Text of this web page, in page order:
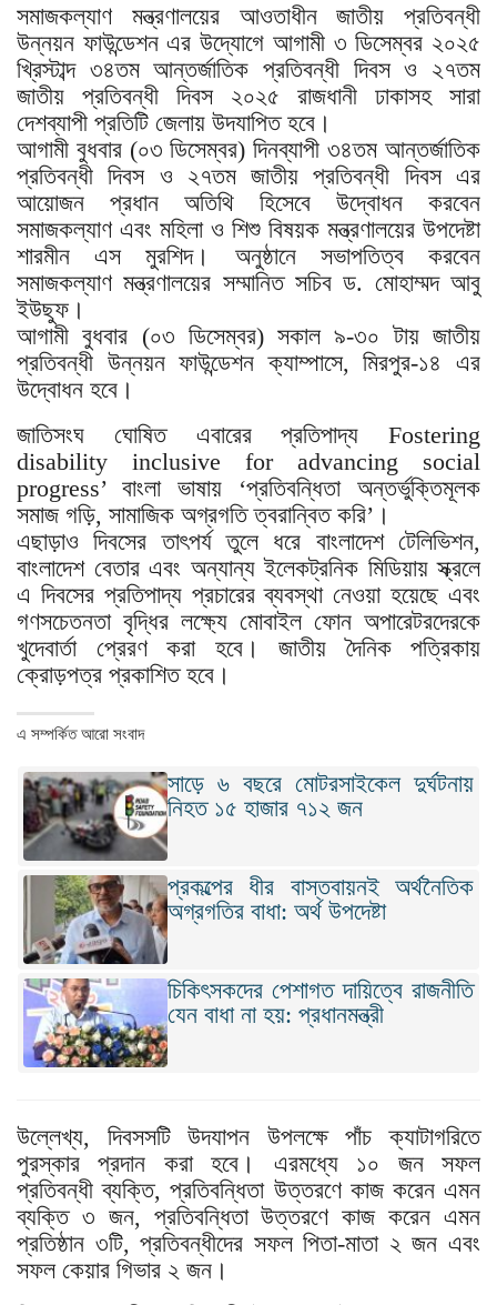
সমাজকল্যাণ মন্ত্রণালয়ের আওতাধীন জাতীয় প্রতিবন্ধী
উন্নয়ন ফাউন্ডেশন এর উদ্যোগে আগামী ৩ ডিসেম্বর ২০২৫
খ্রিস্টাব্দ ৩৪তম আন্তর্জাতিক প্রতিবন্ধী দিবস ও ২৭তম
জাতীয় প্রতিবন্ধী দিবস ২০২৫ রাজধানী ঢাকাসহ সারা
দেশব্যাপী প্রতিটি জেলায় উদযাপিত হবে।
আগামী বুধবার (০৩ ডিসেম্বর) দিনব্যাপী ৩৪তম আন্তর্জাতিক
প্রতিবন্ধী দিবস ও ২৭তম জাতীয় প্রতিবন্ধী দিবস এর
আয়োজন প্রধান অতিথি হিসেবে উদ্বোধন করবেন
সমাজকল্যাণ এবং মহিলা ও শিশু বিষয়ক মন্ত্রণালয়ের উপদেষ্টা
শারমীন এস মুরশিদ। অনুষ্ঠানে সভাপতিত্ব করবেন
সমাজকল্যাণ মন্ত্রণালয়ের সম্মানিত সচিব ড. মোহাম্মদ আবু
ইউছুফ।
আগামী বুধবার (০৩ ডিসেম্বর) সকাল ৯-৩০ টায় জাতীয়
প্রতিবন্ধী উন্নয়ন ফাউন্ডেশন ক্যাম্পাসে, মিরপুর-১৪ এর
উদ্বোধন হবে।
জাতিসংঘ ঘোষিত এবারের প্রতিপাদ্য Fostering
disability inclusive for advancing social
progress’ বাংলা ভাষায় ‘প্রতিবন্ধিতা অন্তর্ভুক্তিমূলক
সমাজ গড়ি, সামাজিক অগ্রগতি ত্বরান্বিত করি’।
এছাড়াও দিবসের তাৎপর্য তুলে ধরে বাংলাদেশ টেলিভিশন,
বাংলাদেশ বেতার এবং অন্যান্য ইলেকট্রনিক মিডিয়ায় স্ক্রলে
এ দিবসের প্রতিপাদ্য প্রচারের ব্যবস্থা নেওয়া হয়েছে এবং
গণসচেতনতা বৃদ্ধির লক্ষ্যে মোবাইল ফোন অপারেটরদেরকে
খুদেবার্তা প্রেরণ করা হবে। জাতীয় দৈনিক পত্রিকায়
ক্রোড়পত্র প্রকাশিত হবে।
এ সম্পর্কিত আরো সংবাদ
সাড়ে ৬ বছরে মোটরসাইকেল দুর্ঘটনায়
নিহত ১৫ হাজার ৭১২ জন
প্রকল্পের ধীর বাস্তবায়নই অর্থনৈতিক
অগ্রগতির বাধা: অর্থ উপদেষ্টা
চিকিৎসকদের পেশাগত দায়িত্বে রাজনীতি
যেন বাধা না হয়: প্রধানমন্ত্রী
উল্লেখ্য, দিবসসটি উদযাপন উপলক্ষে পাঁচ ক্যাটাগরিতে
পুরস্কার প্রদান করা হবে। এরমধ্যে ১০ জন সফল
প্রতিবন্ধী ব্যক্তি, প্রতিবন্ধিতা উত্তরণে কাজ করেন এমন
ব্যক্তি ৩ জন, প্রতিবন্ধিতা উত্তরণে কাজ করেন এমন
প্রতিষ্ঠান ৩টি, প্রতিবন্ধীদের সফল পিতা-মাতা ২ জন এবং
সফল কেয়ার গিভার ২ জন।